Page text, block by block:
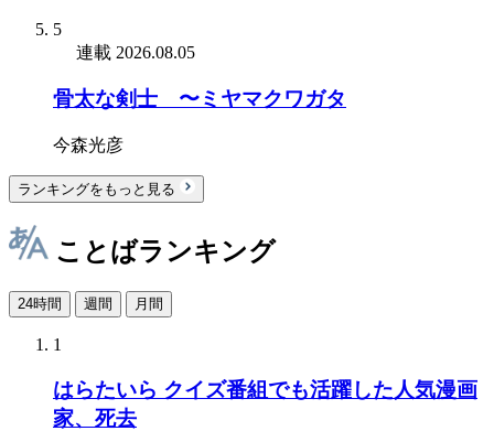
5
連載 2026.08.05
骨太な剣士 〜ミヤマクワガタ
今森光彦
ランキングをもっと見る
ことばランキング
24時間 週間 月間
1
はらたいら クイズ番組でも活躍した人気漫画
家、死去